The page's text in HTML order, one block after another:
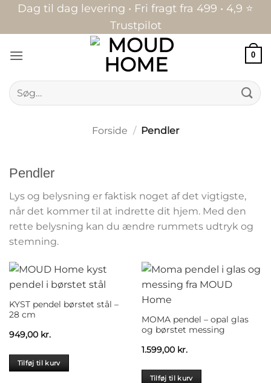
Fortsæt
indhold
Dag til dag levering • Fri fragt fra 499 • 4,9 ⭐
Trustpilot
0
Søg
efter:
Forside / Pendler
Pendler
Lys og belysning er faktisk noget af det vigtigste,
når det kommer til at indrette dit hjem. Med den
rette belysning kan du ændre rummets udtryk og
stemning.
KYST pendel børstet stål –
28 cm
949,00 kr.
Tilføj til kurv
MOMA pendel – opal glas
og børstet messing
1.599,00 kr.
Tilføj til kurv